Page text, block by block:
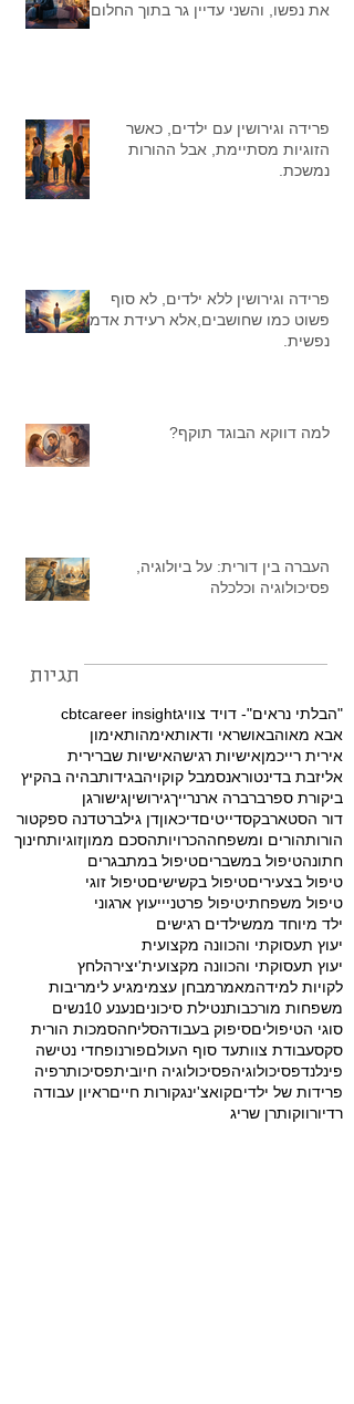
את נפשו, והשני עדיין גר בתוך החלום
פרידה וגירושין עם ילדים, כאשר
הזוגיות מסתיימת, אבל ההורות
נמשכת.
פרידה וגירושין ללא ילדים, לא סוף
פשוט כמו שחושבים,אלא רעידת אדמה
נפשית.
למה דווקא הבוגד תוקף?
העברה בין דורית: על ביולוגיה,
פסיכולוגיה וכלכלה
תגיות
"הבלתי נראים"- דויד צוויגcareer insight
cbt
אבא מאוהבאושראי ודאותאימהותאימון
אירית רייכמןאישיות רגישהאישיות שברירית
אליזבת בדינטוראנסמבל קוקויהבגידותבהיה בהקיץ
ביקורת ספרברברה ארנרייךגירושיןגישורגן
דור הסטארבקסדייטיםדיכאוןדן גילברטדנה ספקטור
הורותהורים ומשפחההכרויותהסכם ממוןזוגיותחינוך
חתונהטיפול במשבריםטיפול במתבגרים
טיפול בצעיריםטיפול בקשישיםטיפול זוגי
טיפול משפחתיטיפול פרטניייעוץ ארגוני
ילד מיוחד ממשילדים רגישים
יעוץ תעסוקתי והכוונה מקצועית
יעוץ תעסוקתי והכוונה מקצועית'יצירהלחץ
לקויות למידהמאמרמבחן עצמימגיע לימריבות
משפחות מורכבותנטילת סיכוניםנענע 10
נשים
סוגי הטיפוליםסיפוק בעבודהסליחהסמכות הורית
סקסעבודת צוותעד סוף העולםפורנופחדי נטישה
פינלנדפסיכולוגיהפסיכולוגיה חיוביתפסיכותרפיה
פרידות של ילדיםקואצ'ינגקורות חייםראיון עבודה
רדיורווקותרן שריג